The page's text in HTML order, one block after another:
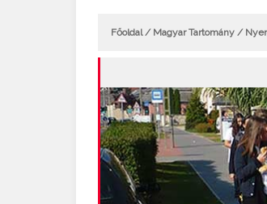
Főoldal/ Magyar Tartomány /